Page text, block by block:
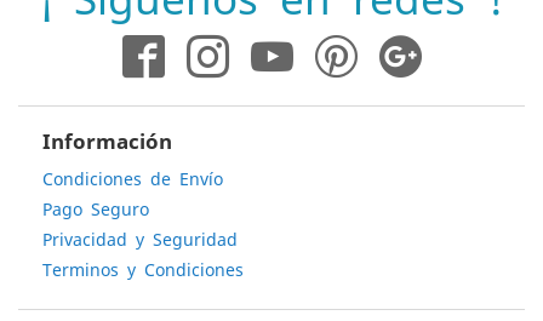
noticias:
Información
Condiciones de Envío
Pago Seguro
Privacidad y Seguridad
Terminos y Condiciones